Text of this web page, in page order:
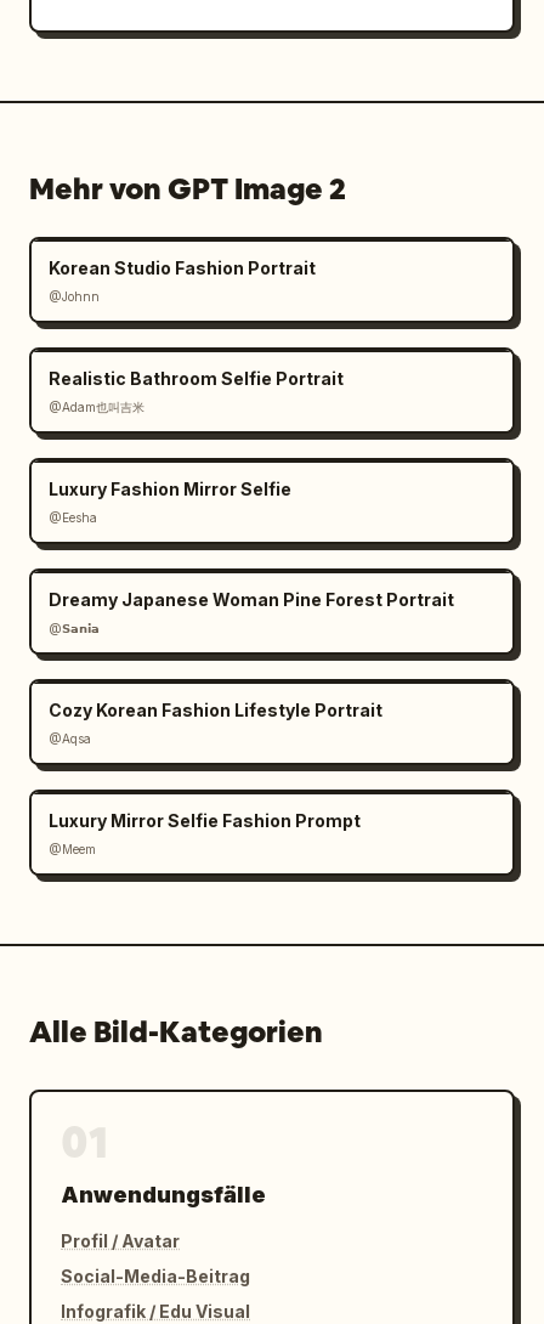
Mehr von GPT Image 2
Korean Studio Fashion Portrait
@Johnn
Realistic Bathroom Selfie Portrait
@Adam也叫吉米
Luxury Fashion Mirror Selfie
@Eesha
Dreamy Japanese Woman Pine Forest Portrait
@𝗦𝗮𝗻𝗶𝗮
Cozy Korean Fashion Lifestyle Portrait
@Aqsa
Luxury Mirror Selfie Fashion Prompt
@Meem
Alle Bild-Kategorien
Anwendungsfälle
Profil / Avatar
Social-Media-Beitrag
Infografik / Edu Visual